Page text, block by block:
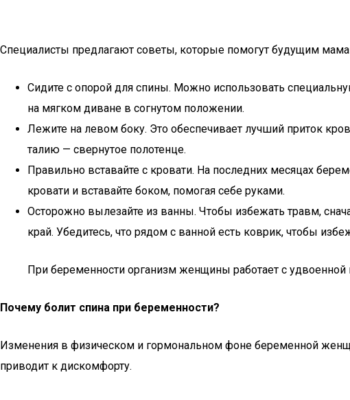
Специалисты предлагают советы, которые помогут будущим
Сидите с опорой для спины. Можно использовать
на мягком диване в согнутом положении.
Лежите на левом боку. Это обеспечивает лучший приток
талию — свернутое полотенце.
Правильно вставайте с кровати. На последних месяцах
кровати и вставайте боком, помогая себе руками.
Осторожно вылезайте из ванны. Чтобы избежать травм,
край. Убедитесь, что рядом с ванной есть коврик, чтобы
При беременности организм женщины работает с удвоенной
Почему болит спина при беременности?
Изменения в физическом и гормональном фоне беременной
приводит к дискомфорту.